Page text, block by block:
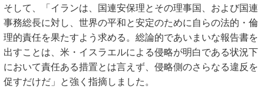
そして、「イランは、国連安保理とその理事国、および国連
事務総長に対し、世界の平和と安定のために自らの法的・倫
理的責任を果たすよう求める。総論的であいまいな報告書を
出すことは、米・イスラエルによる侵略が明白である状況下
において責任ある措置とは言えず、侵略側のさらなる違反を
促すだけだ」と強く指摘しました。